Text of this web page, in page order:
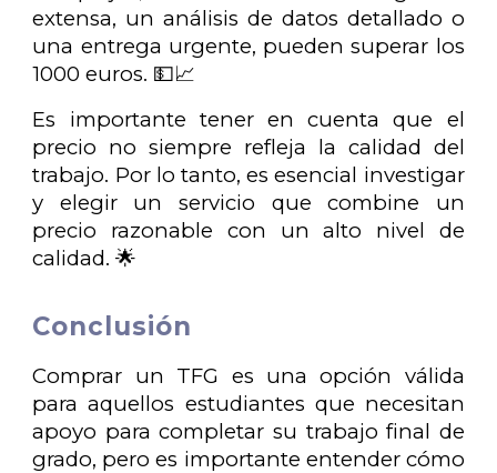
extensa, un análisis de datos detallado o
una entrega urgente, pueden superar los
1000 euros. 💵📈
Es importante tener en cuenta que el
precio no siempre refleja la calidad del
trabajo. Por lo tanto, es esencial investigar
y elegir un servicio que combine un
precio razonable con un alto nivel de
calidad. 🌟
Conclusión
Comprar un TFG es una opción válida
para aquellos estudiantes que necesitan
apoyo para completar su trabajo final de
grado, pero es importante entender cómo